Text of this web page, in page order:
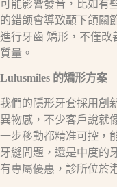
可能影響發音，比如有
的錯颌會導致顳下頜關
進行牙齒 矯形，不僅改
質量。​
Lulusmiles 的矯形方案​
我們的隱形牙套採用創
異物感，不少客戶說就
一步移動都精准可控，
牙縫問題，還是中度的
有專屬優惠，診所位於